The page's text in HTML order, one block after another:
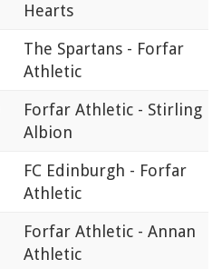
Hearts
The Spartans - Forfar
Athletic
Forfar Athletic - Stirling
Albion
FC Edinburgh - Forfar
Athletic
Forfar Athletic - Annan
Athletic